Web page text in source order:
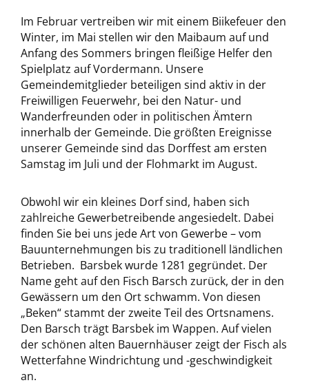
Im Februar vertreiben wir mit einem Biikefeuer den
Winter, im Mai stellen wir den Maibaum auf und
Anfang des Sommers bringen fleißige Helfer den
Spielplatz auf Vordermann. Unsere
Gemeindemitglieder beteiligen sind aktiv in der
Freiwilligen Feuerwehr, bei den Natur- und
Wanderfreunden oder in politischen Ämtern
innerhalb der Gemeinde. Die größten Ereignisse
unserer Gemeinde sind das Dorffest am ersten
Samstag im Juli und der Flohmarkt im August.
Obwohl wir ein kleines Dorf sind, haben sich
zahlreiche Gewerbetreibende angesiedelt. Dabei
finden Sie bei uns jede Art von Gewerbe – vom
Bauunternehmungen bis zu traditionell ländlichen
Betrieben. Barsbek wurde 1281 gegründet. Der
Name geht auf den Fisch Barsch zurück, der in den
Gewässern um den Ort schwamm. Von diesen
„Beken“ stammt der zweite Teil des Ortsnamens.
Den Barsch trägt Barsbek im Wappen. Auf vielen
der schönen alten Bauernhäuser zeigt der Fisch als
Wetterfahne Windrichtung und -geschwindigkeit
an.